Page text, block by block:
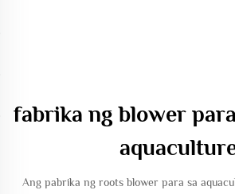
fabrika ng blower
Ang pabrika ng roots blower para sa